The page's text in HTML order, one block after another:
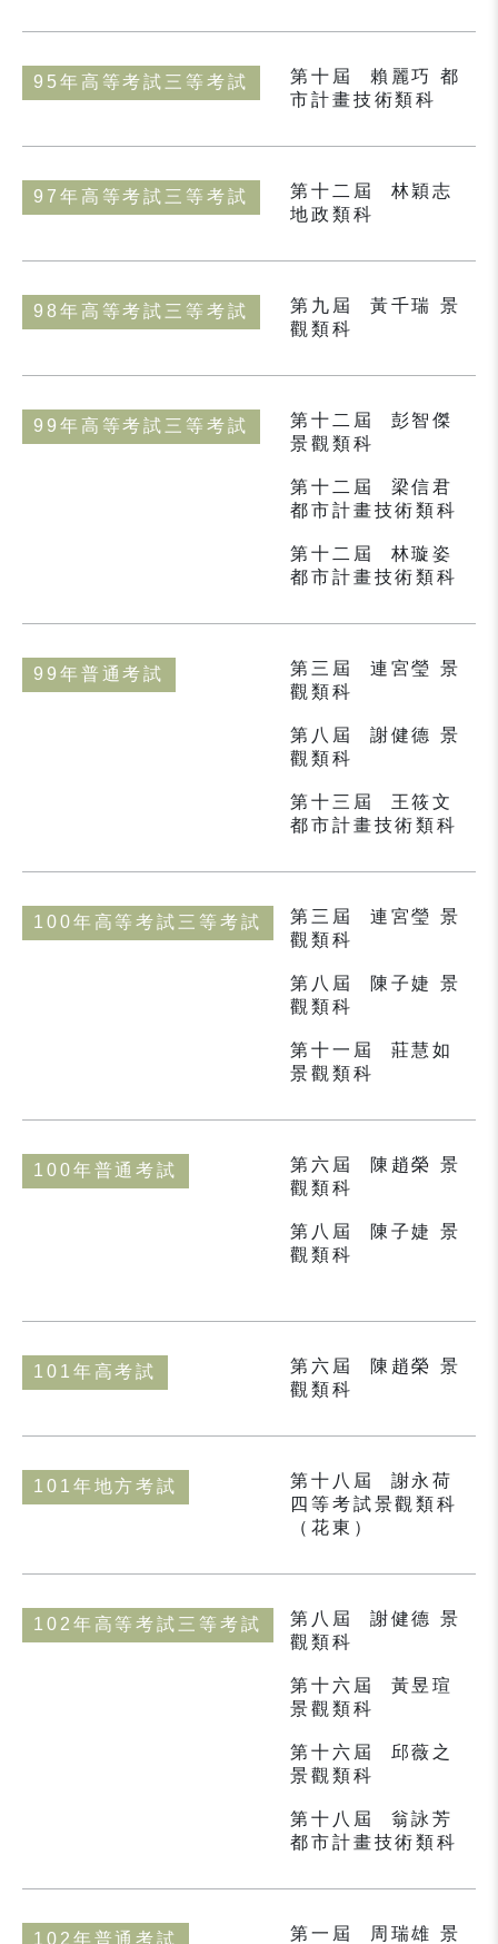
95年高等考試三等考試 第十屆
賴麗巧 都
市計畫技術類科
97年高等考試三等考試 第十二屆
林穎志
地政類科
98年高等考試三等考試 第九屆
黃千瑞 景
觀類科
99年高等考試三等考試 第十二屆
彭智傑
景觀類科
第十二屆
梁信君
都市計畫技術類科
第十二屆
林璇姿
都市計畫技術類科
99年普通考試 第三屆
連宮瑩 景
觀類科
第八屆
謝健德 景
觀類科
第十三屆
王筱文
都市計畫技術類科
100年高等考試三等考試 第三屆
連宮瑩 景
觀類科
第八屆
陳子婕 景
觀類科
第十一屆
莊慧如
景觀類科
100年普通考試 第六屆
陳趙榮 景
觀類科
第八屆
陳子婕 景
觀類科
101年高考試 第六屆
陳趙榮 景
觀類科
101年地方考試 第十八屆
謝永荷
四等考試景觀類科
（花東）
102年高等考試三等考試 第八屆
謝健德 景
觀類科
第十六屆
黃昱瑄
景觀類科
第十六屆
邱薇之
景觀類科
第十八屆
翁詠芳
都市計畫技術類科
102年普通考試 第一屆 周瑞雄 景